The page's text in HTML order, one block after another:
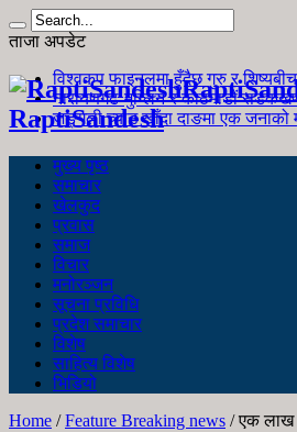
ताजा अपडेट
विश्वकप फाइनलमा हुँदैछ गुरु र
नारायणगढ-मुग्लिन र काठमाडौं
जङ्गली च्याउ खाँदा दाङमा एक जनाको
RaptiSandesh
मुख्य पृष्ठ
समाचार
खेलकुद
प्रवास
समाज
विचार
मनोरञ्जन
सूचना प्रविधि
प्रदेश समाचार
विशेष
साहित्य विशेष
भिडियो
Home /Feature Breaking news /एक लाख